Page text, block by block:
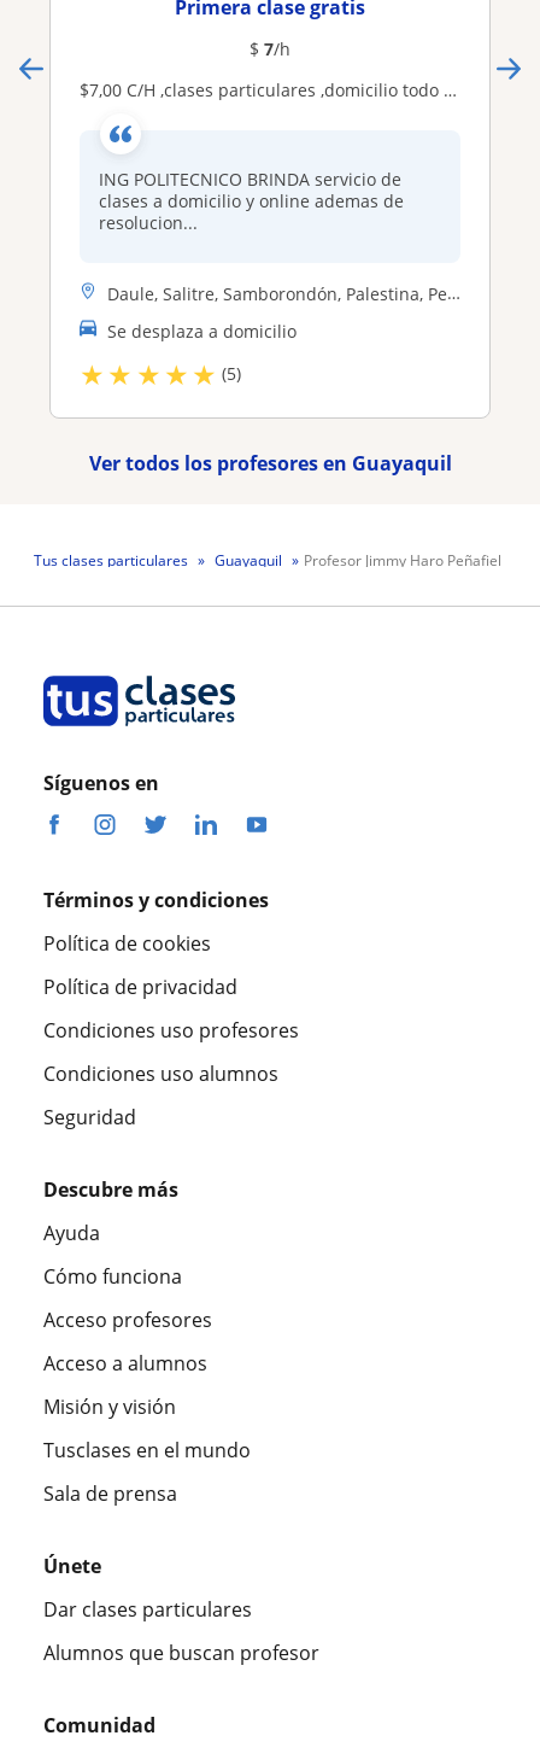
Primera clase gratis
$ 7/h
$7,00 C/H ,clases particulares ,domicilio todo lugar estatica,dinamica,mecanica de materiales ,estructuras ,diseño,calculo integral,matematicas,fisica
ING POLITECNICO BRINDA servicio de
clases a domicilio y online ademas de
resolucion...
Daule, Salitre, Samborondón, Palestina, Pedro Carbo, Lomas De Sargenti...
Se desplaza a domicilio
★★ ★★★ (5)
Ver todos los profesores en Guayaquil
Tus clases particulares Guayaquil Profesor Jimmy Haro Peñafiel
Síguenos en
Términos y condiciones
Política de cookies
Política de privacidad
Condiciones uso profesores
Condiciones uso alumnos
Seguridad
Descubre más
Ayuda
Cómo funciona
Acceso profesores
Acceso a alumnos
Misión y visión
Tusclases en el mundo
Sala de prensa
Únete
Dar clases particulares
Alumnos que buscan profesor
Comunidad